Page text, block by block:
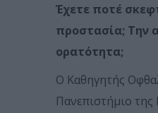
Έχετε ποτέ
προστασία; Την
ορατότητα;
Ο Καθηγητής
Πανεπιστήμιο